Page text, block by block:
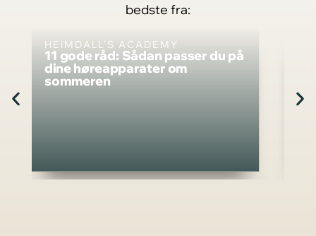
bedste fra:
HEIMDALL'S ACADEMY
11 gode råd: Sådan passer du på
dine høreapparater om
sommeren